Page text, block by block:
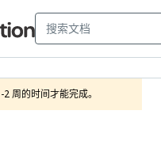
周的时间才能完成。